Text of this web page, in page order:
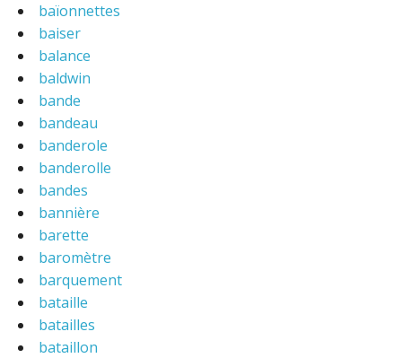
baïonnettes
baiser
balance
baldwin
bande
bandeau
banderole
banderolle
bandes
bannière
barette
baromètre
barquement
bataille
batailles
bataillon